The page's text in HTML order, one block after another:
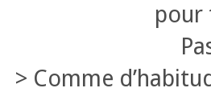
pour
> Comme